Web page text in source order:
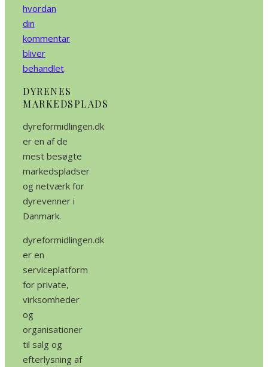
hvordan
din
kommentar
bliver
behandlet.
DYRENES
MARKEDSPLADS
dyreformidlingen.dk
er en af de
mest besøgte
markedspladser
og netværk for
dyrevenner i
Danmark.
dyreformidlingen.dk
er en
serviceplatform
for private,
virksomheder
og
organisationer
til salg og
efterlysning af